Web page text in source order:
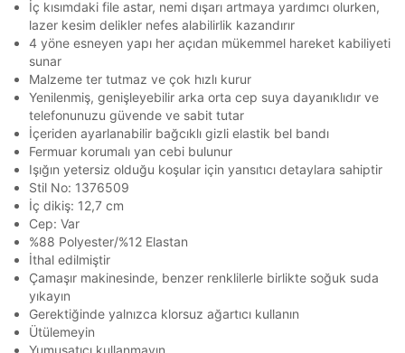
Akbank Axess 4
QNB QNB
AnadoluBank World
İç kısımdaki file astar, nemi dışarı artmaya yardımcı olurken,
lazer kesim delikler nefes alabilirlik kazandırır
4 yöne esneyen yapı her açıdan mükemmel hareket kabiliyeti
sunar
Malzeme ter tutmaz ve çok hızlı kurur
Yenilenmiş, genişleyebilir arka orta cep suya dayanıklıdır ve
telefonunuzu güvende ve sabit tutar
İçeriden ayarlanabilir bağcıklı gizli elastik bel bandı
Fermuar korumalı yan cebi bulunur
Işığın yetersiz olduğu koşular için yansıtıcı detaylara sahiptir
Stil No: 1376509
İç dikiş: 12,7 cm
Cep: Var
%88 Polyester/%12 Elastan
İthal edilmiştir
Çamaşır makinesinde, benzer renklilerle birlikte soğuk suda
yıkayın
Gerektiğinde yalnızca klorsuz ağartıcı kullanın
Ütülemeyin
Yumuşatıcı kullanmayın
Beden Seçin
Mağazada Bul
Ürün stoklara geldiğindemail adresinize
Kapat
Kapat
Kapat
E-posta Adresi *
Sorgula
En az 1 özel karakter
Aşağıdakileri okudum ve kabul ediyorum:
Kişisel verileriniz
Aydınlatma Metni
Hüküm ve Koşullar
uyarınca işlenecektir. Kişisel verilerimin Doğuş
Perakende Satış Giyim ve Aksesuar Ticaret A.Ş.
tarafından ticari elektronik ileti gönderilmesi amacıyla
işlenmesini kabul ediyorum.
Sms
E-mail
Kişisel verilerimin Doğuş Perakende Satış Giyim ve
Aksesuar Ticaret A.Ş. bünyesinde yer alan
markalara ait ürünlerin bana özel pazarlanması ve
verilerimin kişiselleştirilmiş reklamcılık faaliyeti
amacıyla işlenmesini kabul ediyorum.
SMS Onay Kodu
Bilgilerinizi güncellemek için lütfen telefonunuza SMS
ile gelen kodu girerek telefon numaranızı doğrulayın.
SMS Onay Kodu
Bilgilerinizi güncellemek için lütfen telefonunuza SMS
ile gelen kodu girerek telefon numaranızı doğrulayın.